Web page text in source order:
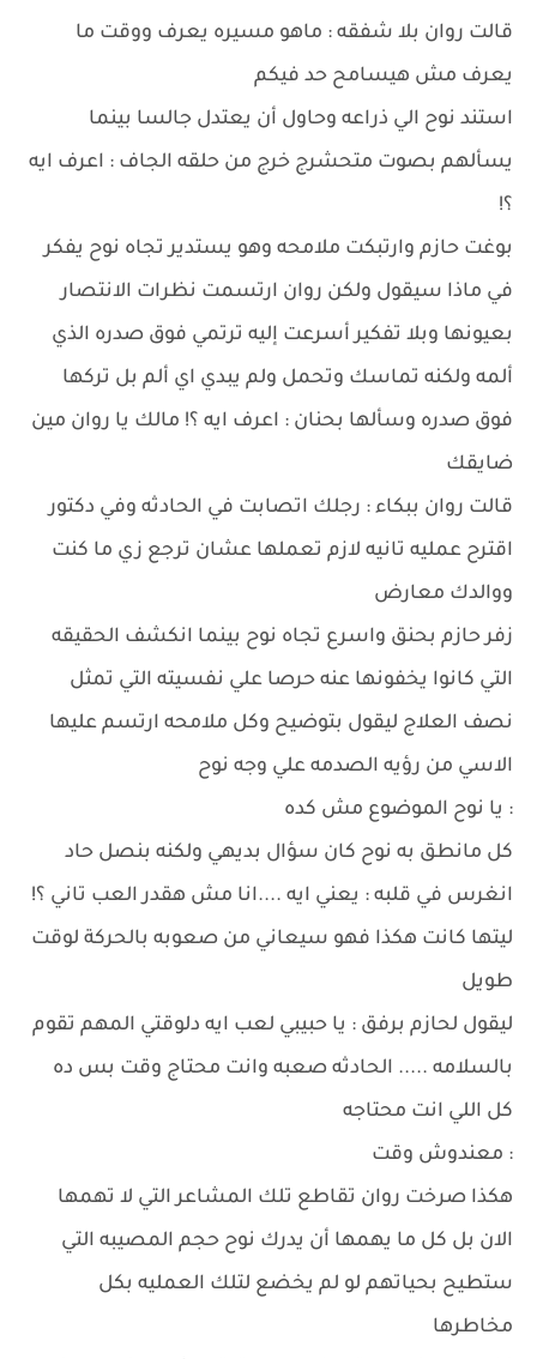
قالت روان بلا شفقه : ماهو مسيره يعرف ووقت ما
يعرف مش هيسامح حد فيكم
استند نوح الي ذراعه وحاول أن يعتدل جالسا بينما
يسألهم بصوت متحشرج خرج من حلقه الجاف : اعرف ايه
؟!
بوغت حازم وارتبكت ملامحه وهو يستدير تجاه نوح يفكر
في ماذا سيقول ولكن روان ارتسمت نظرات الانتصار
بعيونها وبلا تفكير أسرعت إليه ترتمي فوق صدره الذي
ألمه ولكنه تماسك وتحمل ولم يبدي اي ألم بل تركها
فوق صدره وسألها بحنان : اعرف ايه ؟! مالك يا روان مين
ضايقك
قالت روان ببكاء : رجلك اتصابت في الحادثه وفي دكتور
اقترح عمليه تانيه لازم تعملها عشان ترجع زي ما كنت
ووالدك معارض
زفر حازم بحنق واسرع تجاه نوح بينما انكشف الحقيقه
التي كانوا يخفونها عنه حرصا علي نفسيته التي تمثل
نصف العلاج ليقول بتوضيح وكل ملامحه ارتسم عليها
الاسي من رؤيه الصدمه علي وجه نوح
: يا نوح الموضوع مش كده
كل مانطق به نوح كان سؤال بديهي ولكنه بنصل حاد
انغرس في قلبه : يعني ايه ....انا مش هقدر العب تاني ؟!
ليتها كانت هكذا فهو سيعاني من صعوبه بالحركة لوقت
طويل
ليقول لحازم برفق : يا حبيبي لعب ايه دلوقتي المهم تقوم
بالسلامه ..... الحادثه صعبه وانت محتاج وقت بس ده
كل اللي انت محتاجه
: معندوش وقت
هكذا صرخت روان تقاطع تلك المشاعر التي لا تهمها
الان بل كل ما يهمها أن يدرك نوح حجم المصيبه التي
ستطيح بحياتهم لو لم يخضع لتلك العمليه بكل
مخاطرها